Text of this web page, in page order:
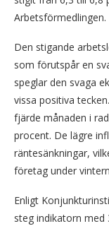
Arbetsförmedlingen.
Den stigande
som förutspår en
speglar den svaga
vissa positiva
fjärde månaden i
procent. De lägre
räntesänkningar,
företag under
Enligt
steg indikatorn med